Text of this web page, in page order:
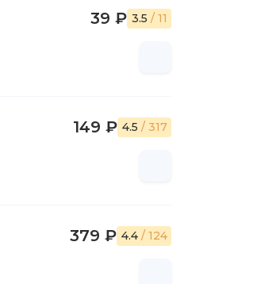
39 ₽ 3.5 / 11
149 ₽ 4.5 / 317
379 ₽ 4.4 / 124